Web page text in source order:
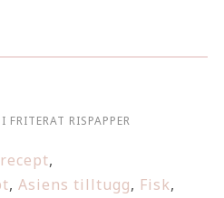
RISPAPPER
,
, Asiens tilltugg, Fisk,